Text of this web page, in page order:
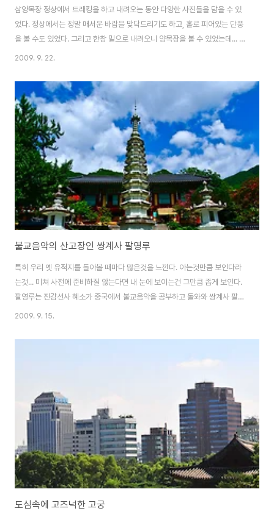
삼양목장 정상에서 트래킹을 하고 내려오는 동안 다양한 사진들을 담을 수 있
었다. 정상에서는 정말 매서운 바람을 맞닥드리기도 하고, 홀로 피어있는 단풍
을 볼 수도 있었다. 그리고 한참 밑으로 내려오니 양목장을 볼 수 있었는데... 느
긋하게 풀을 뜯고 있는 양들... 그리고 풀을 뜯어서 주니 우리쪽을 향해 다가온
주는 대로 너무 잘 받아 먹다보니 별 생각이 다 든다. 그래 풀만 뜯을 수 있나?
물도 마셔야지..^^ 오우 이녀석은 이 목장에서 가장 뿔이 멋지게 생긴 양~~ 다
들 배가 고픈지 고개 든 녀석이 보이질 않는다. 그리고 풀을 주니 다들 우리 밖
으로 얼굴을 빼곰 내밀고 잘 받아 먹는 삼양목장의 양떼들..
2009. 9. 22.
불교음악의 산고장인 쌍계사 팔영루
특히 우리 옛 유적지를 돌아볼 때마다 많은것을 느낀다. 아는것만큼 보인다라
는것... 미쳐 사전에 준비하질 않는다면 내 눈에 보이는건 그만큼 좁게 보인다.
팔영루는 진감선사 혜소가 중국에서 불교음악을 공부하고 돌와와 쌍계사 팔영
루 에서 우리 민족의 정서에 어울리는 범패를 만들어냈으며 오랫동안 범패 명
섬진강에서 뛰노는 물고리를 보고 팔음률로서 범패를 작곡해서 붙여졌다고 한
2009. 9. 15.
도심속에 고즈넉한 고궁